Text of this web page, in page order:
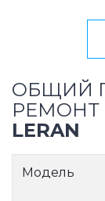
ОБЩИЙ
РЕМОНТ
LERAN
Модель